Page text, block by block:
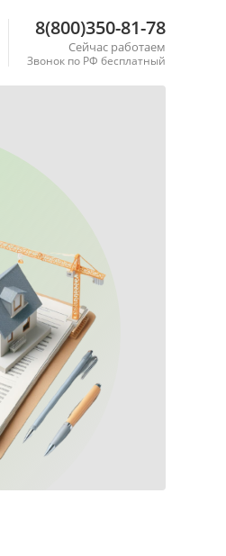
8(800)350-81-78
Сейчас работаем
Звонок по РФ бесплатный